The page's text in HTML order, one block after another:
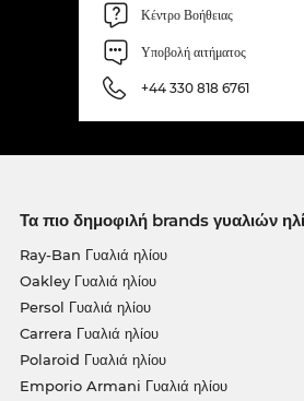
Κέντρο Βοήθειας
Υποβολή αιτήματος
+44 330 818 6761
Τα πιο δημοφιλή brands γυαλιών
Ray-Ban Γυαλιά ηλίου
Oakley Γυαλιά ηλίου
Persol Γυαλιά ηλίου
Carrera Γυαλιά ηλίου
Polaroid Γυαλιά ηλίου
Emporio Armani Γυαλιά ηλίου